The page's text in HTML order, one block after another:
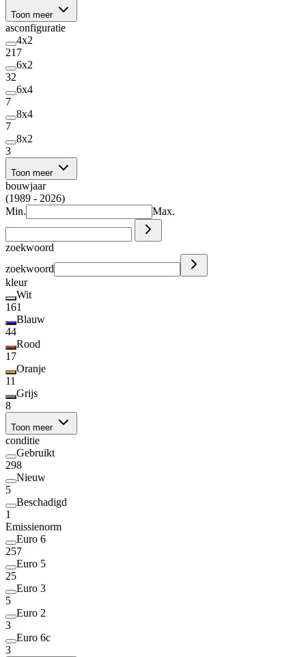
Toon meer
asconfiguratie
4x2
217
6x2
32
6x4
7
8x4
7
8x2
3
Toon meer
bouwjaar
(1989 - 2026)
Min.
Max.
zoekwoord
zoekwoord
kleur
Wit
161
Blauw
44
Rood
17
Oranje
11
Grijs
8
Toon meer
conditie
Gebruikt
298
Nieuw
5
Beschadigd
1
Emissienorm
Euro 6
257
Euro 5
25
Euro 3
5
Euro 2
3
Euro 6c
3